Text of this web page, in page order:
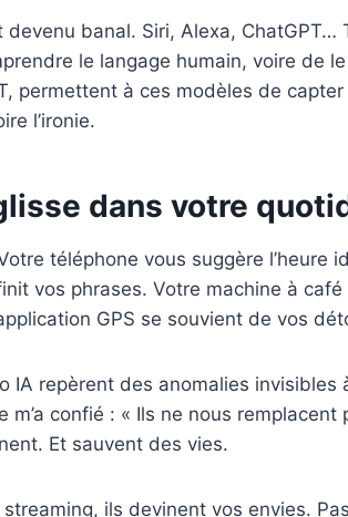
devenu banal. Siri, Alexa,
le langage humain, voire de
permettent à ces modèles de
l’ironie.
dans votre
téléphone vous suggère l’heure
vos phrases. Votre machine à café
GPS se souvient de vos
IA repèrent des anomalies invisibles
m’a confié : « Ils ne nous remplacent
Et sauvent des vies.
ils devinent vos envies.